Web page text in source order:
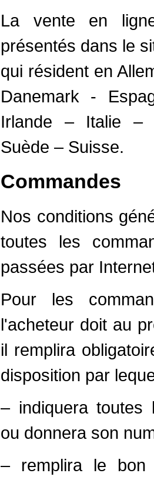
La vente en
présentés dans le
qui résident en
Danemark -
Irlande – Italie –
Suède – Suisse.
Commandes
Nos conditions
toutes les
passées par
Pour les
l'acheteur doit au
il remplira
disposition par
– indiquera toutes
ou donnera son
– remplira le bon